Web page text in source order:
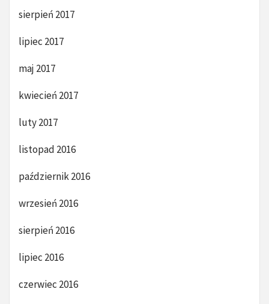
sierpień 2017
lipiec 2017
maj 2017
kwiecień 2017
luty 2017
listopad 2016
październik 2016
wrzesień 2016
sierpień 2016
lipiec 2016
czerwiec 2016